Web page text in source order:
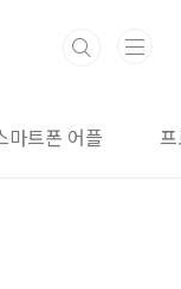
마트폰 어플